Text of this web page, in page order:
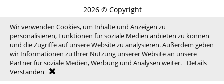
2026 © Copyright
Wir verwenden Cookies, um Inhalte und Anzeigen zu
personalisieren, Funktionen für soziale Medien anbieten zu können
und die Zugriffe auf unsere Website zu analysieren. Außerdem geben
wir Informationen zu Ihrer Nutzung unserer Website an unsere
Partner für soziale Medien, Werbung und Analysen weiter.
Details
Verstanden